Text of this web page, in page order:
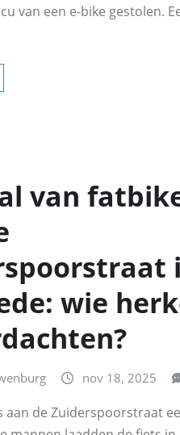
van een e-bike gestolen.
van
wie
nov 18, 2025
aan de Zuiderspoorstraat